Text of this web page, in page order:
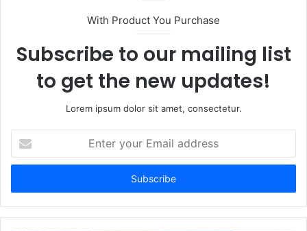
e
With Product You Purchase
Subscribe to our mailing list
to get the new updates!
Lorem ipsum dolor sit amet, consectetur.
t
r
y